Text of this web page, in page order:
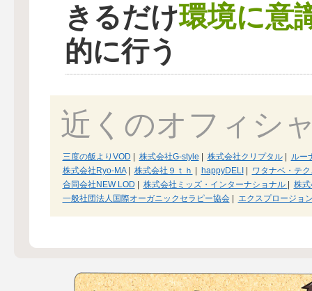
きるだけ環境に意
的に行う
近くのオフィシ
三度の飯よりVOD 株式会社G-style 株式会社クリプタル|
ルー
株式会社Ryo-MA| 株式会社９ｔｈ happyDELI
ワタナベ・テ
合同会社NEW LOD
株式会社ミッズ・インターナショナル
株
一般社団法人国際オーガニックセラピー協会| エクスプロージョ